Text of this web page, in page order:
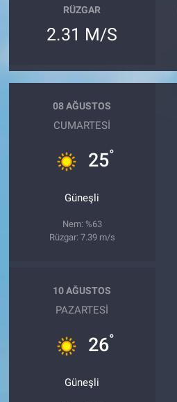
RÜZGAR
2.31 M/S
08 AĞUSTOS
CUMARTESI
25°
Güneşli
Nem: %63
Rüzgar: 7.39 m/s
10 AĞUSTOS
PAZARTESI
26°
Güneşli